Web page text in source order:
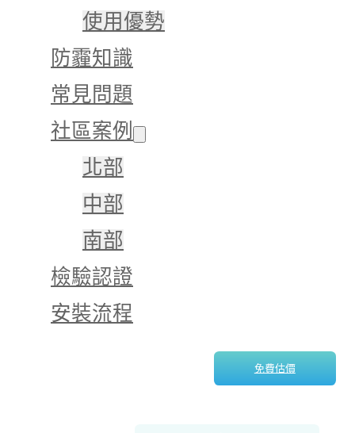
使用優勢
防霾知識
常見問題
社區案例
北部
中部
南部
檢驗認證
安裝流程
免費估價